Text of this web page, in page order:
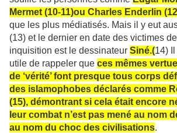
Mermet (10-11)ou Charles Enderlin
que les plus médiatisés. Mais il y eut
(13) et le dernier en date des victimes
inquisition est le dessinateur Siné.(14) Il
utile de rappeler que ces mêmes
de ‘vérité’ font presque tous corps
des islamophobes déclarés comme
(15), démontrant si cela était encore
leur combat n’est pas mené au nom
au nom du choc des civilisations.